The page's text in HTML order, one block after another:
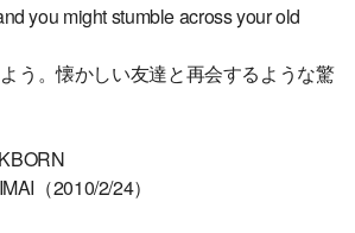
you might stumble across your old
う。懐かしい友達と再会するような驚
（2010/2/24）